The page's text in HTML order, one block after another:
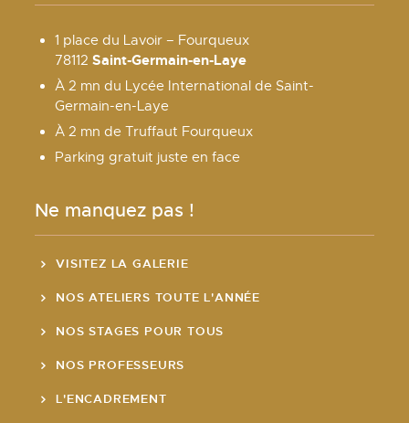
1 place du Lavoir – Fourqueux
78112Saint-Germain-en-Laye
À 2 mn du Lycée International de Saint-
Germain-en-Laye
À 2 mn de Truffaut Fourqueux
Parking gratuit juste en face
Ne manquez pas !
VISITEZ LA GALERIE
NOS ATELIERS TOUTE L'ANNÉE
NOS STAGES POUR TOUS
NOS PROFESSEURS
L'ENCADREMENT